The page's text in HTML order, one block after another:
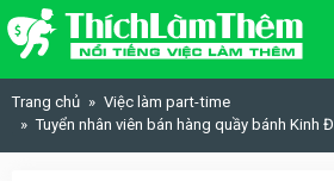
Skip to content
Trang chủ
Việc làm part-time
Tuyển nhân viên bán hàng quầy bánh Kinh